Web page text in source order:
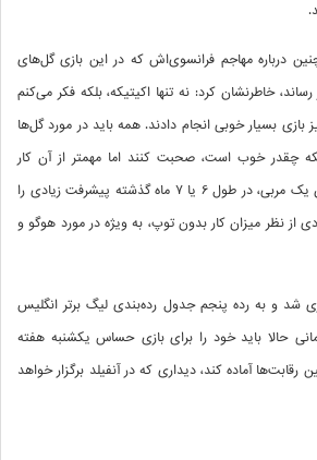
درباره مهاجم فرانسوی‌اش که در این بازی گل‌های
خاطرنشان کرد: نه تنها اکیتیکه، بلکه فکر می‌کنم
بازی بسیار خوبی انجام دادند. همه باید در مورد گل‌ها
چقدر خوب است، صحبت کنند اما مهمتر از آن کار
بدون توپ او است. به عنوان یک مربی، در طول 6 یا 7 ماه گذشته پیشرفت زیادی را
از نظر میزان کار بدون توپ، به ویژه در مورد هوگو و
این برد 39 امتیازی شد و به رده پنجم جدول رده‌بندی لیگ برتر انگلیس
حالا باید خود را برای بازی حساس یکشنبه هفته
آماده کند، دیداری که در آنفیلد برگزار خواهد